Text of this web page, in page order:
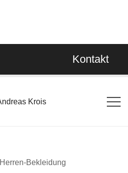
Kontakt
Herren-Bekleidung